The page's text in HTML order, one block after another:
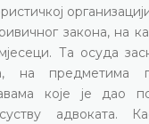
закона, на
Та осуда
на предметима
које је дао
адвоката.